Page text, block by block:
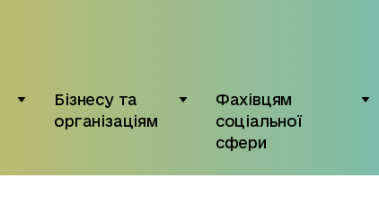
Бізнесу та
організаціям
Фахівцям
соціальної
сфери